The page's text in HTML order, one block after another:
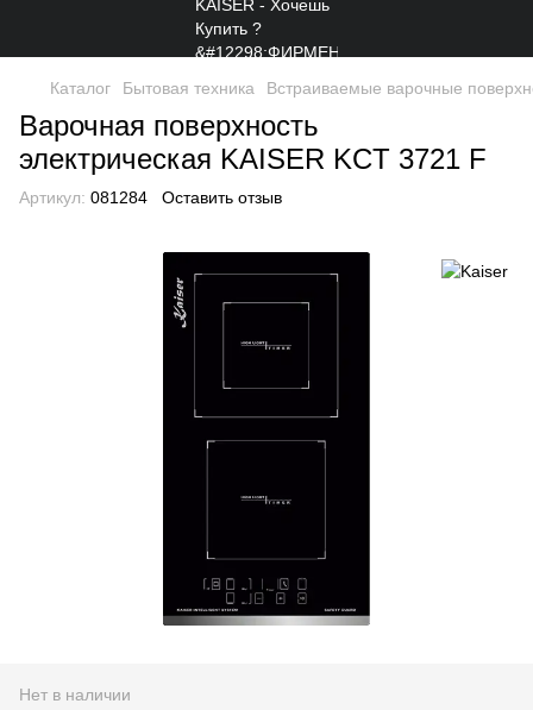
Каталог Бытовая техника Встраиваемые варочные
Варочная поверхность
электрическая KAISER KCT 3721 F
Артикул: 081284 Оставить отзыв
Нет в наличии